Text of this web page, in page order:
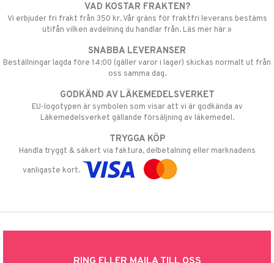
VAD KOSTAR FRAKTEN?
Vi erbjuder fri frakt från 350 kr. Vår gräns för fraktfri leverans bestäms
utifån vilken avdelning du handlar från. Läs mer här »
SNABBA LEVERANSER
Beställningar lagda före 14:00 (gäller varor i lager) skickas normalt ut från
oss samma dag.
GODKÄND AV LÄKEMEDELSVERKET
EU-logotypen är symbolen som visar att vi är godkända av
Läkemedelsverket gällande försäljning av läkemedel.
TRYGGA KÖP
Handla tryggt & säkert via faktura, delbetalning eller marknadens
vanligaste kort.